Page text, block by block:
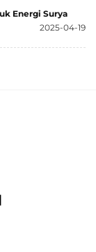
Energi Surya
2025-04-19